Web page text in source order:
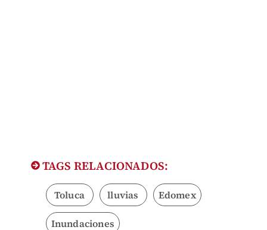
TAGS RELACIONADOS:
Toluca lluvias Edomex
Inundaciones